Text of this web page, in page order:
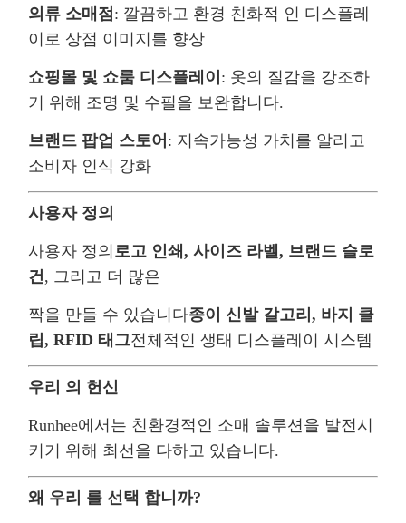
의류 소매점 : 깔끔하고 환경 친화적 인 디스플레
이로 상점 이미지를 향상
쇼핑몰 및 쇼룸 디스플레이 : 옷의 질감을 강조하
기 위해 조명 및 수필을 보완합니다.
브랜드 팝업 스토어 : 지속가능성 가치를 알리고
소비자 인식 강화
사용자 정의
사용자 정의 로고 인쇄, 사이즈 라벨, 브랜드 슬로
건, 그리고 더 많은
짝을 만들 수 있습니다종이 신발 갈고리, 바지 클
립, RFID 태그전체적인 생태 디스플레이 시스템
우리 의 헌신
Runhee에서는 친환경적인 소매 솔루션을 발전시
키기 위해 최선을 다하고 있습니다.
왜 우리 를 선택 합니까?